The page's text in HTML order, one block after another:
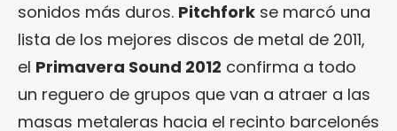
sonidos más duros. Pitchfork se marcó una
lista de los mejores discos de metal de 2011,
el Primavera Sound 2012 confirma a todo
un reguero de grupos que van a atraer a las
masas metaleras hacia el recinto barcelonés